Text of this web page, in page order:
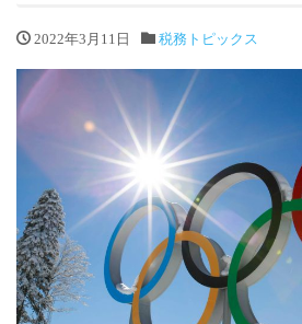
2022年3月11日 税務トピックス